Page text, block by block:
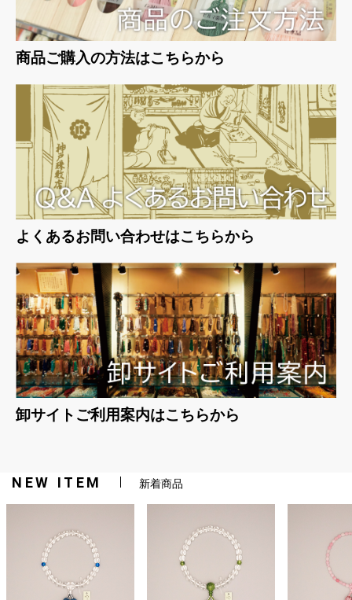
商品ご購入の方法はこちらから
よくあるお問い合わせはこちらから
卸サイトご利用案内はこちらから
NEW ITEM 新着商品